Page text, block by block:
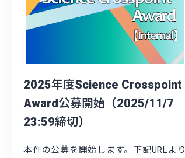
2025年度Science Crosspoint
Award公募開始（2025/11/7
23:59締切）
本件の公募を開始します。下記URLより